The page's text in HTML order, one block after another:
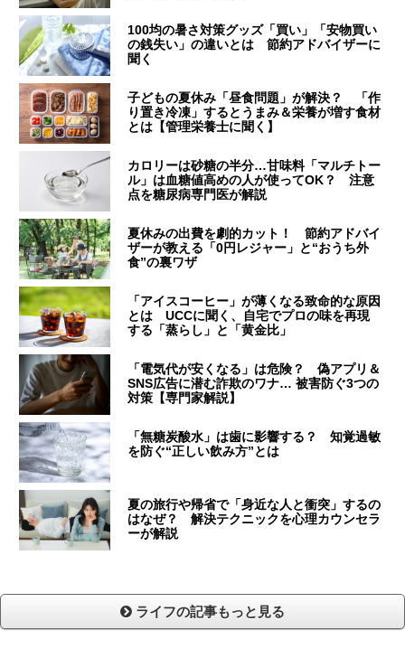
100均の暑さ対策グッズ「買い」「安物買い
の銭失い」の違いとは 節約アドバイザーに
聞く
子どもの夏休み「昼食問題」が解決？ 「作
り置き冷凍」するとうまみ＆栄養が増す食材
とは【管理栄養士に聞く】
カロリーは砂糖の半分…甘味料「マルチトー
ル」は血糖値高めの人が使ってOK？ 注意
点を糖尿病専門医が解説
夏休みの出費を劇的カット！ 節約アドバイ
ザーが教える「0円レジャー」と“おうち外
食”の裏ワザ
「アイスコーヒー」が薄くなる致命的な原因
とは UCCに聞く、自宅でプロの味を再現
する「蒸らし」と「黄金比」
「電気代が安くなる」は危険？ 偽アプリ＆
SNS広告に潜む詐欺のワナ… 被害防ぐ3つの
対策【専門家解説】
「無糖炭酸水」は歯に影響する？ 知覚過敏
を防ぐ“正しい飲み方”とは
夏の旅行や帰省で「身近な人と衝突」するの
はなぜ？ 解決テクニックを心理カウンセラ
ーが解説
ライフの記事もっと見る